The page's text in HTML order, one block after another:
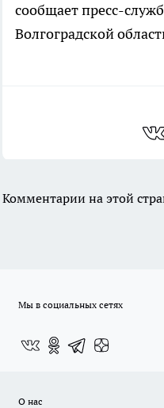
сообщает пресс-
Волгоградской
Комментарии на этой
Мы в социальных сетях
О нас